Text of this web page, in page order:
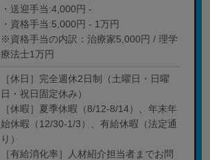
・送迎手当:4,000円 -
・資格手当:5,000円 - 1万円
※資格手当の内訳：治療家5,000円 / 理学
療法士1万円
［休日］完全週休2日制（土曜日・日曜
日・祝日固定休み）
［休暇］夏季休暇（8/12-8/14）、年末年
始休暇（12/30-1/3）、有給休暇（法定通
り）
［有給消化率］人材紹介担当者までお問